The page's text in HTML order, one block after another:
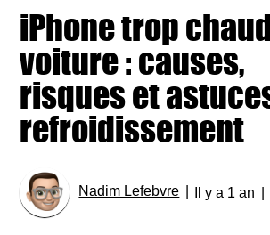
iPhone trop
voiture : causes,
risques et
refroidissement
Nadim Lefebvre Il y a 1 an